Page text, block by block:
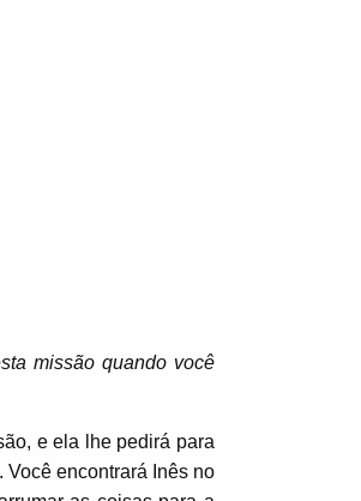
missão quando você
e ela lhe pedirá para
encontrará Inês no